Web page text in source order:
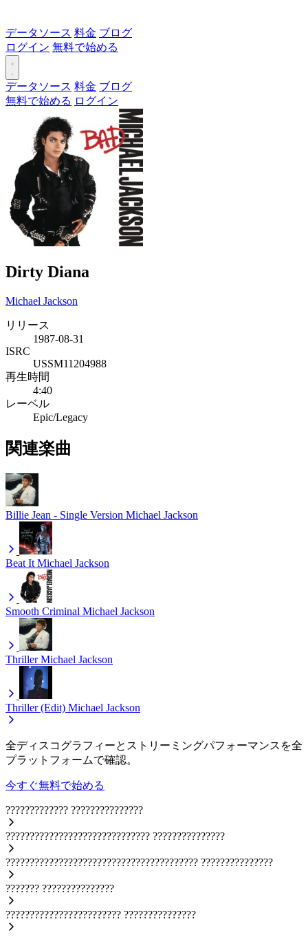
データソース 料金 ブログ
ログイン 無料で始める
データソース 料金 ブログ
無料で始める ログイン
Dirty Diana
Michael Jackson
リリース
1987-08-31
ISRC
USSM11204988
再生時間
4:40
レーベル
Epic/Legacy
関連楽曲
Billie Jean - Single Version Michael Jackson
Beat It Michael Jackson
Smooth Criminal Michael Jackson
Thriller Michael Jackson
Thriller (Edit) Michael Jackson
全ディスコグラフィーとストリーミングパフォーマンスを全
プラットフォームで確認。
今すぐ無料で始める
????????????? ???????????????
?????????????????????????????? ???????????????
???????????????????????????????????????? ???????????????
??????? ???????????????
???????????????????????? ???????????????